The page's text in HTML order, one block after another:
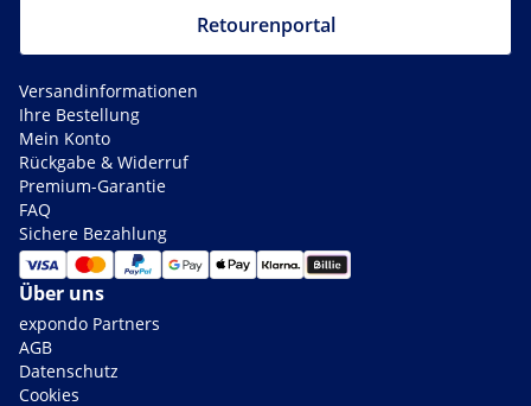
Retourenportal
Versandinformationen
Ihre Bestellung
Mein Konto
Rückgabe & Widerruf
Premium-Garantie
FAQ
Sichere Bezahlung
Über uns
expondo Partners
AGB
Datenschutz
Cookies